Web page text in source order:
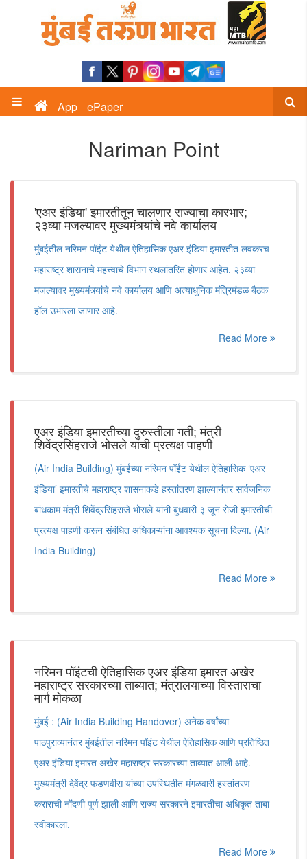
App ePaper
Nariman Point
'एअर इंडिया' इमारतीतून चालणार राज्याचा कारभार;
२३व्या मजल्यावर मुख्यमंत्र्यांचे नवे कार्यालय
मुंबईतील नरिमन पॉईंट येथील ऐतिहासिक एअर इंडिया इमारतीत लवकरच
महाराष्ट्र शासनाचे महत्त्वाचे विभाग स्थलांतरित होणार आहेत. २३व्या
मजल्यावर मुख्यमंत्र्यांचे नवे कार्यालय आणि अत्याधुनिक मंत्रिमंडळ बैठक
हॉल उभारला जाणार आहे.
Read More
एअर इंडिया इमारतीच्या दुरुस्तीला गती; मंत्री
शिवेंद्रसिंहराजे भोसले यांची प्रत्यक्ष पाहणी
(Air India Building) मुंबईच्या नरिमन पॉईंट येथील ऐतिहासिक ‘एअर
इंडिया’ इमारतीचे महाराष्ट्र शासनाकडे हस्तांतरण झाल्यानंतर सार्वजनिक
बांधकाम मंत्री शिवेंद्रसिंहराजे भोसले यांनी बुधवारी ३ जून रोजी इमारतीची
प्रत्यक्ष पाहणी करून संबंधित अधिकाऱ्यांना आवश्यक सूचना दिल्या. (Air
India Building)
Read More
नरिमन पॉइंटची ऐतिहासिक एअर इंडिया इमारत अखेर
महाराष्ट्र सरकारच्या ताब्यात; मंत्रालयाच्या विस्ताराचा
मार्ग मोकळा
मुंबई : (Air India Building Handover) अनेक वर्षांच्या
पाठपुराव्यानंतर मुंबईतील नरिमन पॉइंट येथील ऐतिहासिक आणि प्रतिष्ठित
एअर इंडिया इमारत अखेर महाराष्ट्र सरकारच्या ताब्यात आली आहे.
मुख्यमंत्री देवेंद्र फडणवीस यांच्या उपस्थितीत मंगळवारी हस्तांतरण
कराराची नोंदणी पूर्ण झाली आणि राज्य सरकारने इमारतीचा अधिकृत ताबा
स्वीकारला.
Read More